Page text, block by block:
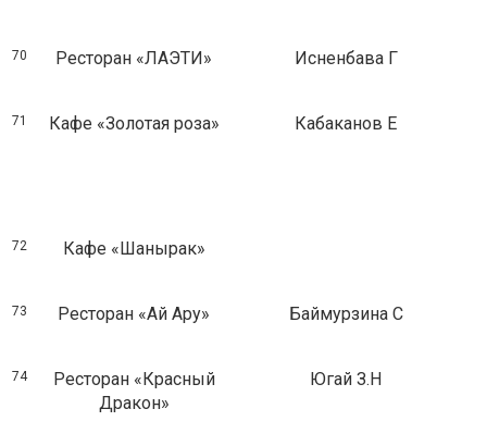
70 Ресторан «ЛАЭТИ» Исненбава Г
71 Кафе «Золотая роза» Кабаканов Е
72 Кафе «Шанырак»
73 Ресторан «Ай Ару» Баймурзина С
74
Ресторан «Красный
Дракон»
Югай З.Н